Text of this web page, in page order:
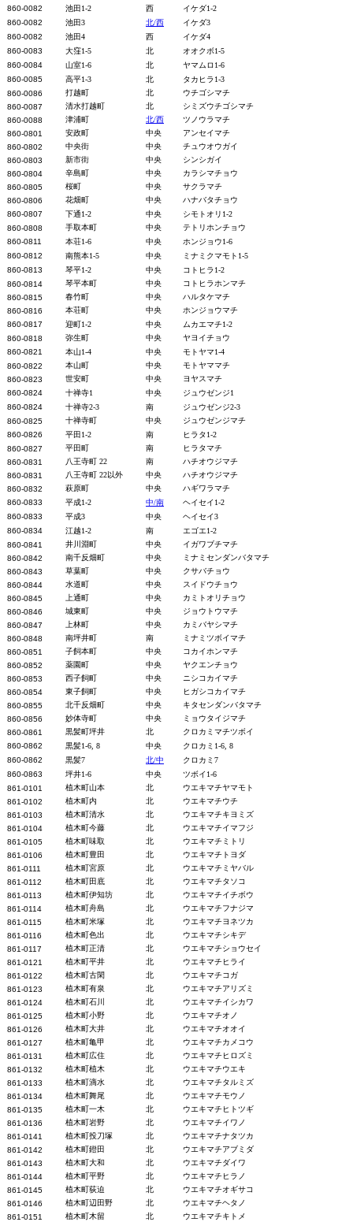
860-0082
池田1-2 西
イケダ1-2
860-0082
池田3 北/西
イケダ3
860-0082
池田4 西
イケダ4
860-0083
大窪1-5 北
オオクボ1-5
860-0084
山室1-6 北
ヤマムロ1-6
860-0085
高平1-3 北
タカヒラ1-3
860-0086
打越町 北
ウチゴシマチ
860-0087
清水打越町 北
シミズウチゴシマチ
860-0088
津浦町 北/西
ツノウラマチ
860-0801 安政町 中央
アンセイマチ
860-0802
中央街 中央
チュウオウガイ
860-0803
新市街 中央
シンシガイ
860-0804
辛島町 中央
カラシマチョウ
860-0805
桜町 中央
サクラマチ
860-0806
花畑町 中央
ハナバタチョウ
860-0807
下通1-2 中央
シモトオリ1-2
860-0808
手取本町 中央
テトリホンチョウ
860-0811
本荘1-6 中央
ホンジョウ1-6
860-0812
南熊本1-5 中央
ミナミクマモト1-5
860-0813
琴平1-2 中央
コトヒラ1-2
860-0814
琴平本町 中央
コトヒラホンマチ
860-0815
春竹町 中央
ハルタケマチ
860-0816
本荘町 中央
ホンジョウマチ
860-0817
迎町1-2 中央
ムカエマチ1-2
860-0818
弥生町 中央
ヤヨイチョウ
860-0821
本山1-4 中央
モトヤマ1-4
860-0822
本山町 中央
モトヤママチ
860-0823
世安町 中央
ヨヤスマチ
860-0824
十禅寺1 中央
ジュウゼンジ1
860-0824
十禅寺2-3 南
ジュウゼンジ2-3
860-0825
十禅寺町 中央
ジュウゼンジマチ
860-0826
平田1-2 南
ヒラタ1-2
860-0827
平田町 南
ヒラタマチ
860-0831
八王寺町 22 南
ハチオウジマチ
860-0831
八王寺町 22以外 中央
ハチオウジマチ
860-0832
萩原町 中央
ハギワラマチ
860-0833
平成1-2 中/南
ヘイセイ1-2
860-0833
平成3 中央
ヘイセイ3
860-0834
江越1-2 南
エゴエ1-2
860-0841
井川淵町 中央
イガワブチマチ
860-0842
南千反畑町 中央
ミナミセンダンバタマチ
860-0843
草葉町 中央
クサバチョウ
860-0844
水道町 中央
スイドウチョウ
860-0845
上通町 中央
カミトオリチョウ
860-0846
城東町 中央
ジョウトウマチ
860-0847
上林町 中央
カミバヤシマチ
860-0848
南坪井町 南
ミナミツボイマチ
860-0851
子飼本町 中央
コカイホンマチ
860-0852
薬園町 中央
ヤクエンチョウ
860-0853
西子飼町 中央
ニシコカイマチ
860-0854
東子飼町 中央
ヒガシコカイマチ
860-0855
北千反畑町 中央
キタセンダンバタマチ
860-0856
妙体寺町 中央
ミョウタイジマチ
860-0861
黒髪町坪井 北
クロカミマチツボイ
860-0862
黒髪1-6, 8 中央
クロカミ1-6, 8
860-0862
黒髪7 北/中
クロカミ7
860-0863
坪井1-6 中央
ツボイ1-6
861-0101 植木町山本 北
ウエキマチヤマモト
861-0102
植木町内 北
ウエキマチウチ
861-0103
植木町清水 北
ウエキマチキヨミズ
861-0104
植木町今藤 北
ウエキマチイマフジ
861-0105
植木町味取 北
ウエキマチミトリ
861-0106
植木町豊田 北
ウエキマチトヨダ
861-0111
植木町宮原 北
ウエキマチミヤバル
861-0112
植木町田底 北
ウエキマチタソコ
861-0113
植木町伊知坊 北
ウエキマチイチボウ
861-0114
植木町舟島 北
ウエキマチフナジマ
861-0115
植木町米塚 北
ウエキマチヨネツカ
861-0116
植木町色出 北
ウエキマチシキデ
861-0117
植木町正清 北
ウエキマチショウセイ
861-0121
植木町平井 北
ウエキマチヒライ
861-0122
植木町古閑 北
ウエキマチコガ
861-0123
植木町有泉 北
ウエキマチアリズミ
861-0124
植木町石川 北
ウエキマチイシカワ
861-0125
植木町小野 北
ウエキマチオノ
861-0126
植木町大井 北
ウエキマチオオイ
861-0127
植木町亀甲 北
ウエキマチカメコウ
861-0131
植木町広住 北
ウエキマチヒロズミ
861-0132
植木町植木 北
ウエキマチウエキ
861-0133
植木町滴水 北
ウエキマチタルミズ
861-0134
植木町舞尾 北
ウエキマチモウノ
861-0135
植木町一木 北
ウエキマチヒトツギ
861-0136
植木町岩野 北
ウエキマチイワノ
861-0141
植木町投刀塚 北
ウエキマチナタツカ
861-0142
植木町鐙田 北
ウエキマチアブミダ
861-0143
植木町大和 北
ウエキマチダイワ
861-0144
植木町平野 北
ウエキマチヒラノ
861-0145
植木町荻迫 北
ウエキマチオギサコ
861-0146
植木町辺田野 北
ウエキマチヘタノ
861-0151
植木町木留 北
ウエキマチキトメ